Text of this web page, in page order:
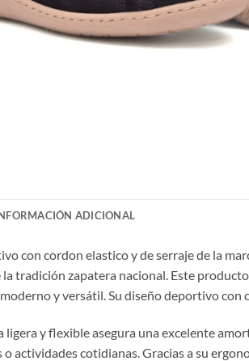
ADICIONAL
con cordon elastico y de serraje de la
tradición zapatera nacional. Este
y versátil. Su diseño deportivo con
ligera y flexible asegura una excelente
o actividades cotidianas. Gracias a su